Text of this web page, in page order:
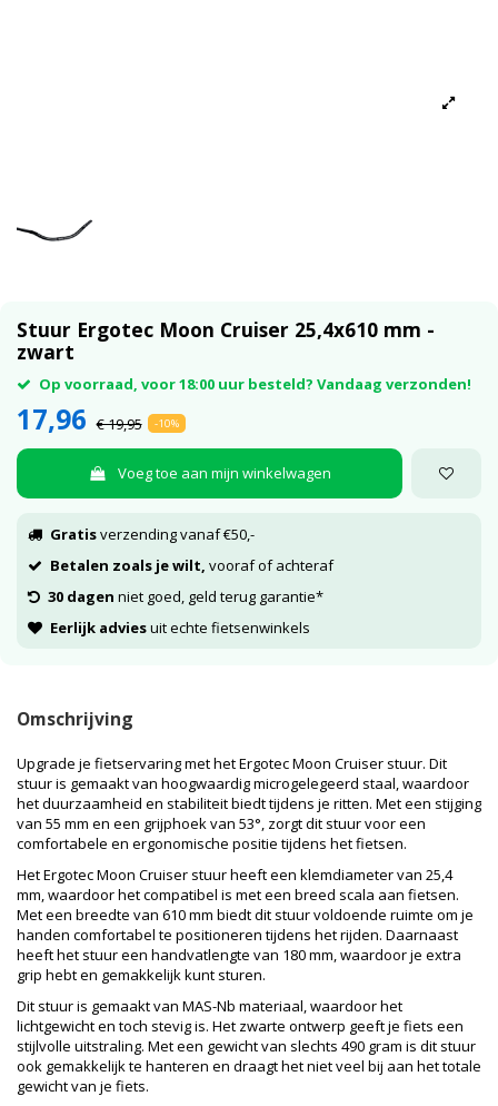
Stuur Ergotec Moon Cruiser 25,4x610 mm -
zwart
Op voorraad, voor 18:00 uur besteld? Vandaag verzonden!
17,96 € 19,95 -10%
Voeg toe aan mijn winkelwagen
Gratisverzending vanaf €50,-
Betalen zoals je wilt, vooraf of achteraf
30 dagen niet goed, geld terug garantie*
Eerlijk adviesuit echte fietsenwinkels
Omschrijving
Upgrade je fietservaring met het Ergotec Moon Cruiser stuur. Dit
stuur is gemaakt van hoogwaardig microgelegeerd staal, waardoor
het duurzaamheid en stabiliteit biedt tijdens je ritten. Met een stijging
van 55 mm en een grijphoek van 53°, zorgt dit stuur voor een
comfortabele en ergonomische positie tijdens het fietsen.
Het Ergotec Moon Cruiser stuur heeft een klemdiameter van 25,4
mm, waardoor het compatibel is met een breed scala aan fietsen.
Met een breedte van 610 mm biedt dit stuur voldoende ruimte om je
handen comfortabel te positioneren tijdens het rijden. Daarnaast
heeft het stuur een handvatlengte van 180 mm, waardoor je extra
grip hebt en gemakkelijk kunt sturen.
Dit stuur is gemaakt van MAS-Nb materiaal, waardoor het
lichtgewicht en toch stevig is. Het zwarte ontwerp geeft je fiets een
stijlvolle uitstraling. Met een gewicht van slechts 490 gram is dit stuur
ook gemakkelijk te hanteren en draagt het niet veel bij aan het totale
gewicht van je fiets.